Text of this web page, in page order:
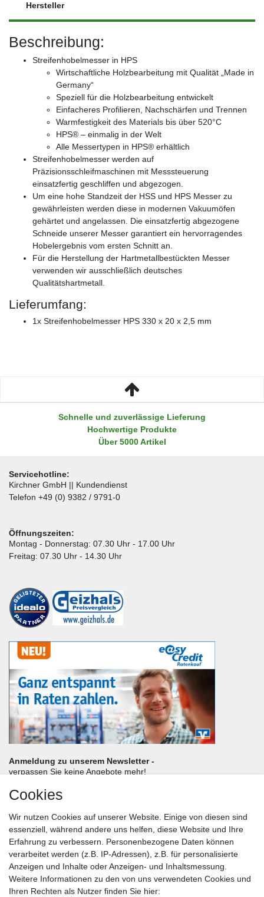
Hersteller
Beschreibung:
Streifenhobelmesser in HPS
Wirtschaftliche Holzbearbeitung mit Qualität „Made in
Germany“
Speziell für die Holzbearbeitung entwickelt
Einfacheres Profilieren, Nachschärfen und Trennen
Warmfestigkeit des Materials bis über 520°C
HPS® – einmalig in der Welt
Alle Messertypen in HPS® erhältlich
Streifenhobelmesser werden auf
Präzisionsschleifmaschinen mit Messsteuerung
einsatzfertig geschliffen und abgezogen.
Um eine hohe Standzeit der HSS und HPS Messer zu
gewährleisten werden diese in modernen Vakuumöfen
gehärtet und angelassen. Die einsatzfertig abgezogene
Schneide unserer Messer garantiert ein hervorragendes
Hobelergebnis vom ersten Schnitt an.
Für die Herstellung der Hartmetallbestückten Messer
verwenden wir ausschließlich deutsches
Qualitätshartmetall.
Lieferumfang:
1x Streifenhobelmesser HPS 330 x 20 x 2,5 mm
Schnelle und zuverlässige Lieferung
Hochwertige Produkte
Über 5000 Artikel
Servicehotline:
Kirchner GmbH || Kundendienst
Telefon +49 (0) 9382 / 9791-0
Öffnungszeiten:
Montag - Donnerstag: 07.30 Uhr - 17.00 Uhr
Freitag: 07.30 Uhr - 14.30 Uhr
Anmeldung zu unserem Newsletter -
verpassen Sie keine Angebote mehr!
Nachname*
E-Mail*
Cookies
Wir nutzen Cookies auf unserer Website. Einige von diesen sind
essenziell, während andere uns helfen, diese Website und Ihre
Erfahrung zu verbessern. Personenbezogene Daten können
verarbeitet werden (z.B. IP-Adressen), z.B. für personalisierte
Anzeigen und Inhalte oder Anzeigen- und Inhaltsmessung.
Weitere Informationen zu den von uns verwendeten Cookies und
Ihren Rechten als Nutzer finden Sie hier: